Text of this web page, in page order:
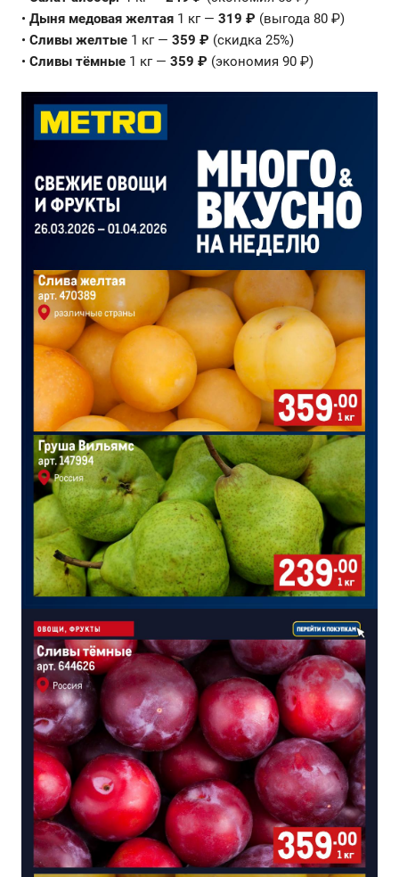
• Дыня медовая желтая 1 кг — 319 ₽ (выгода 80 ₽)
• Сливы желтые 1 кг — 359 ₽ (скидка 25%)
• Сливы тёмные 1 кг — 359 ₽ (экономия 90 ₽)